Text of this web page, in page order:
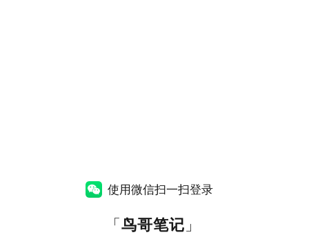
使用微信扫一扫登录
「鸟哥笔记 」